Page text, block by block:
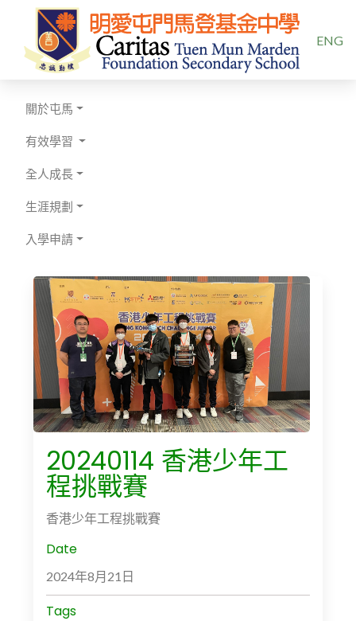
ENG
關於屯馬
有效學習
全人成長
生涯規劃
入學申請
20240114 香港少年工
程挑戰賽
香港少年工程挑戰賽
Date
2024年8月21日
Tags